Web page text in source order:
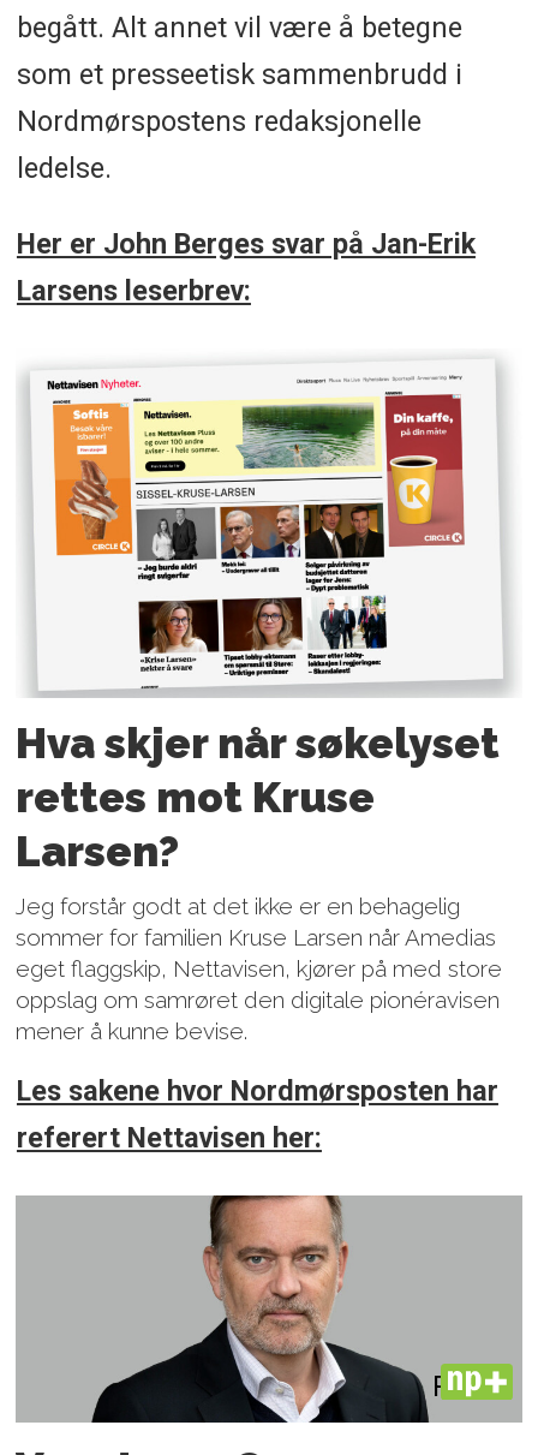
begått. Alt annet vil være å betegne
som et presseetisk sammenbrudd i
Nordmørspostens redaksjonelle
ledelse.
Her er John Berges svar på Jan-Erik
Larsens leserbrev:
Hva skjer når søkelyset
rettes mot Kruse
Larsen?
Jeg forstår godt at det ikke er en behagelig
sommer for familien Kruse Larsen når Amedias
eget flaggskip, Nettavisen, kjører på med store
oppslag om samrøret den digitale pionéravisen
mener å kunne bevise.
Les sakene hvor Nordmørsposten har
referert Nettavisen her:
PLUS